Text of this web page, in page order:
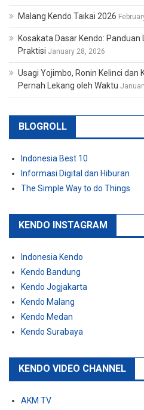
Malang Kendo Taikai 2026
Kosakata Dasar Kendo:
Praktisi January 28, 2026
Usagi Yojimbo, Ronin Kelinci dan
Pernah Lekang oleh Waktu
BLOGROLL
Indonesia Best 10
Informasi Digital dan Hiburan
The Simple Way to do Things
KENDO INSTAGRAM
Indonesia Kendo
Kendo Bandung
Kendo Jogjakarta
Kendo Malang
Kendo Medan
Kendo Surabaya
KENDO VIDEO CHANNEL
AKM TV